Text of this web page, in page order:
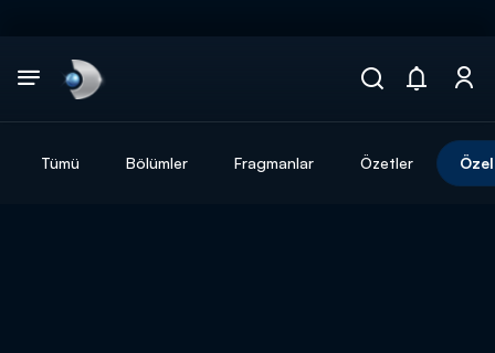
Tümü Bölümler Fragmanlar Özetler